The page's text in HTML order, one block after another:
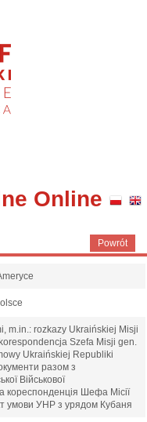
Online
Powrót
m.in.: rozkazy Ukraińskiej Misji
Szefa Misji gen.
Ukraińskiej Republiki
разом з
Військової
кореспонденція Шефа Місії
умови УНР з урядом Кубаня